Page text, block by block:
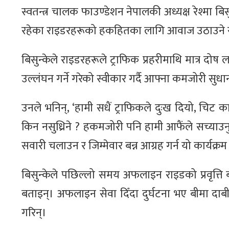
स्वतन्त्र चालक फाउण्डेशन नेपालकी अध्यक्ष रेश्मा
रहेका राइडरहरूको हकहितका लागि आवाज उठाउने
बिसुन्केले राइडरहरूले ट्राफिक प्रहरीमाथि मात्र
उल्लंघन गर्ने गरेको स्वीकार गर्दै आफ्ना कमजोरी
उनले भनिन्, ‘हामी सधैं ट्राफिकले दुःख दियो, चिट
किन नसुध्रिने ? हकमजोरी पनि हामी आफैंले
सवारी चलाउन र जिम्मेवार बन्न आग्रह गर्न यो
बिसुन्केले पछिल्लो समय अफलाइन राइडको
बताइन्। अफलाइन सेवा दिँदा दुर्घटना भए बीमा
गरिन्।